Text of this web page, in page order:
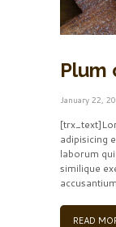
Plum
January 22,
adipisicing
laborum
similique
READ